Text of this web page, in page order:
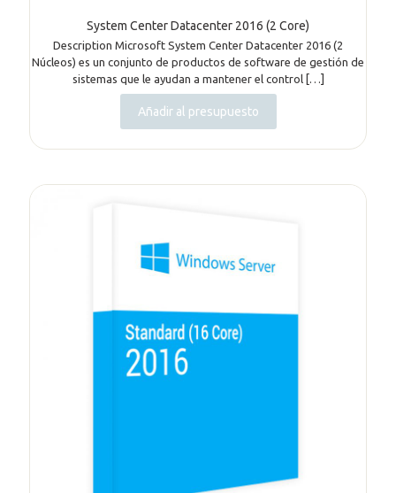
System Center Datacenter 2016 (2 Core)
Description Microsoft System Center Datacenter 2016 (2
Núcleos) es un conjunto de productos de software de gestión de
sistemas que le ayudan a mantener el control[…]
Añadir al presupuesto